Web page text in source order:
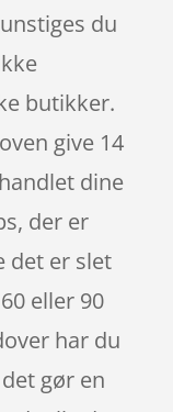
du
butikker.
give 14
dine
der er
det er slet
eller 90
har du
gør en